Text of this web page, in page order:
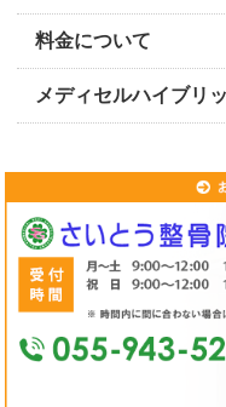
料金について
メディセルハイブリ